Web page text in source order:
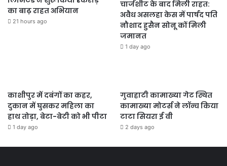
का बाढ़ राहत अभियान
21 hours ago
चार्जशीट के बाद मिली राहत:
अवैध असलहा केस में पार्षद पति
नौशाद हुसैन सोनू कों मिली
जमानत
1 day ago
काशीपुर में दबंगों का कहर,
दुकान में घुसकर महिला का
हाथ तोड़ा, बेटा-बेटी को भी पीटा
1 day ago
गुवाहाटी कामाख्या गेट स्थित
कामाख्या मोटर्स ने लॉन्च किया
टाटा सियरा ई वी
2 days ago